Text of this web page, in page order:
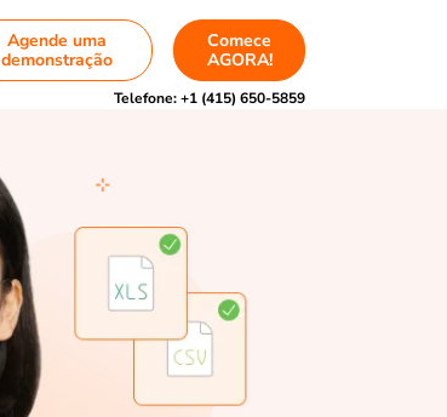
Agende uma
demonstração
Comece
AGORA!
Telefone:+1 (415) 650-5859